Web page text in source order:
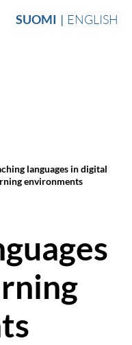
SUOMI ENGLISH
languages in digital
environments